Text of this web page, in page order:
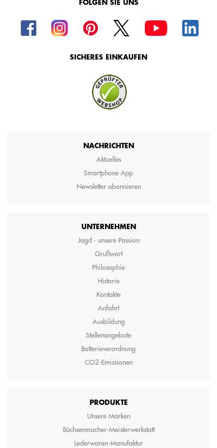
FOLGEN SIE UNS
SICHERES EINKAUFEN
NACHRICHTEN
Aktuelles
Smartphone App
Newsletter abonnieren
UNTERNEHMEN
Jagd - unsere Passion
Grußwort
Philosophie
Historie
Kontakte
Anfahrt
Ausbildung
Stellenangebote
Batterieverordnung
CO2-Emissionen
PRODUKTE
Unsere Marken
Büchsenmacher-Meisterwerkstatt
Lederwaren-Manufaktur